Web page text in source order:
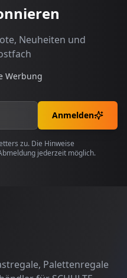
Neuheiten und
Werbung
Anmelden
zu. Die Hinweise
jederzeit möglich.
Palettenregale